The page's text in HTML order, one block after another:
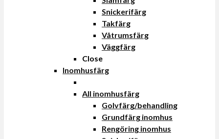
Snickerifärg
Takfärg
Våtrumsfärg
Väggfärg
Close
Inomhusfärg
All inomhusfärg
Golvfärg/behandling
Grundfärg inomhus
Rengöring inomhus